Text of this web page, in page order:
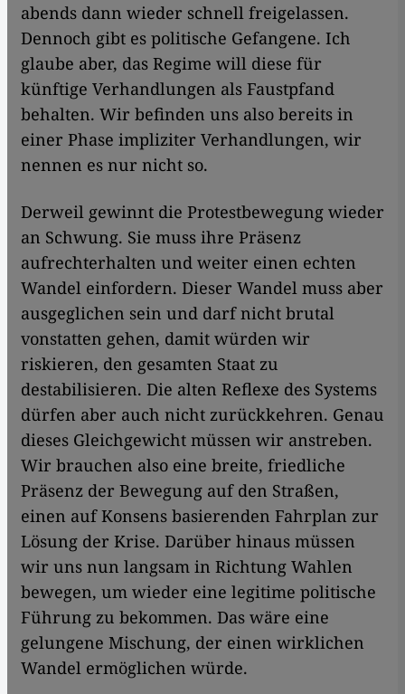
abends dann wieder schnell freigelassen.
Dennoch gibt es politische Gefangene. Ich
glaube aber, das Regime will diese für
künftige Verhandlungen als Faustpfand
behalten. Wir befinden uns also bereits in
einer Phase impliziter Verhandlungen, wir
nennen es nur nicht so.
Derweil gewinnt die Protestbewegung wieder
an Schwung. Sie muss ihre Präsenz
aufrechterhalten und weiter einen echten
Wandel einfordern. Dieser Wandel muss aber
ausgeglichen sein und darf nicht brutal
vonstatten gehen, damit würden wir
riskieren, den gesamten Staat zu
destabilisieren. Die alten Reflexe des Systems
dürfen aber auch nicht zurückkehren. Genau
dieses Gleichgewicht müssen wir anstreben.
Wir brauchen also eine breite, friedliche
Präsenz der Bewegung auf den Straßen,
einen auf Konsens basierenden Fahrplan zur
Lösung der Krise. Darüber hinaus müssen
wir uns nun langsam in Richtung Wahlen
bewegen, um wieder eine legitime politische
Führung zu bekommen. Das wäre eine
gelungene Mischung, der einen wirklichen
Wandel ermöglichen würde.